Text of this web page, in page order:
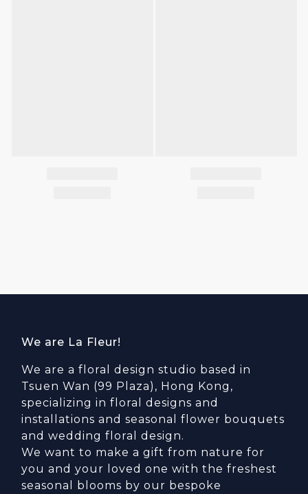
We are La Fleur!
We are a floral design studio based in
Tsuen Wan (99 Plaza), Hong Kong,
specializing in floral designs and
installations and seasonal flower bouquets
and wedding floral design.
We want to make a gift from nature for
you and your loved one with the freshest
seasonal blooms by our bespoke